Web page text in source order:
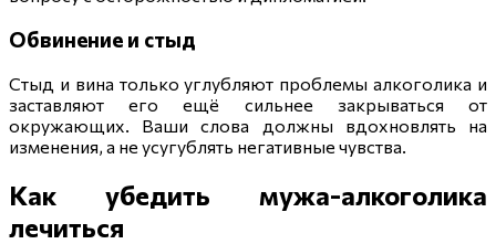
Обвинение и стыд
Стыд и вина только углубляют проблемы алкоголика и
заставляют его ещё сильнее закрываться от
окружающих. Ваши слова должны вдохновлять на
изменения, а не усугублять негативные чувства.
Как убедить мужа-алкоголика
лечиться